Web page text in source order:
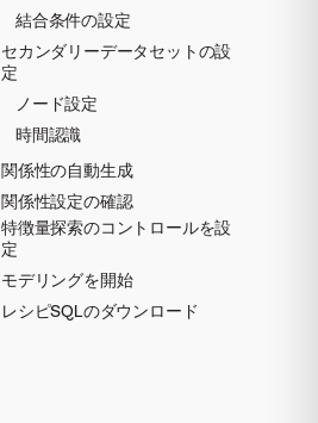
結合条件の設定
セカンダリーデータセットの設
定
ノード設定
時間認識
関係性の自動生成
関係性設定の確認
特徴量探索のコントロールを設
定
モデリングを開始
レシピSQLのダウンロード